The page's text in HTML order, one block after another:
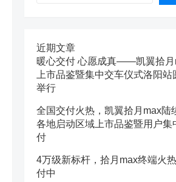
近期文章
暖心交付 心愿成真——凯翼拾月
上市品鉴暨集中交车仪式洛阳站
举行
全国交付火热，凯翼拾月max陆
各地启动区域上市品鉴暨用户集
付
4万级新标杆，拾月max终端火
付中